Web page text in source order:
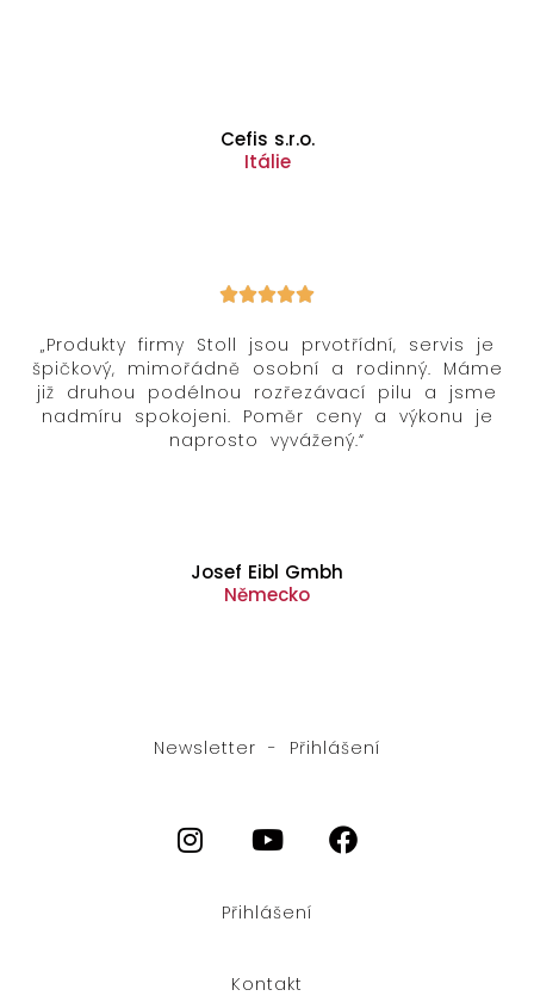
Cefis s.r.o.
Itálie
„Produkty firmy Stoll jsou prvotřídní, servis je
špičkový, mimořádně osobní a rodinný. Máme
již druhou podélnou rozřezávací pilu a jsme
nadmíru spokojeni. Poměr ceny a výkonu je
naprosto vyvážený.“
Josef Eibl Gmbh
Německo
Newsletter - Přihlášení
Přihlášení
Kontakt